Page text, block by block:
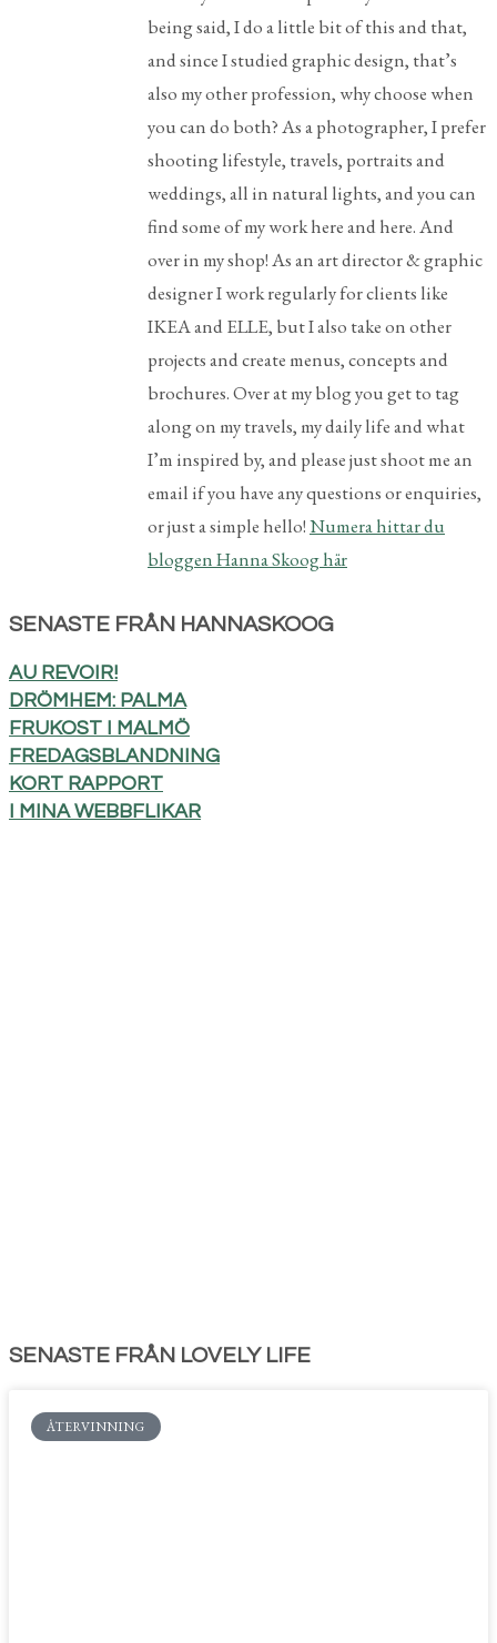
being said, I do a little bit of this and that,
and since I studied graphic design, that’s
also my other profession, why choose when
you can do both? As a photographer, I prefer
shooting lifestyle, travels, portraits and
weddings, all in natural lights, and you can
find some of my work here and here. And
over in my shop! As an art director & graphic
designer I work regularly for clients like
IKEA and ELLE, but I also take on other
projects and create menus, concepts and
brochures. Over at my blog you get to tag
along on my travels, my daily life and what
I’m inspired by, and please just shoot me an
email if you have any questions or enquiries,
or just a simple hello!Numera hittar du
bloggen Hanna Skoog här
SENASTE FRÅN HANNASKOOG
AU REVOIR!
DRÖMHEM: PALMA
FRUKOST I MALMÖ
FREDAGSBLANDNING
KORT RAPPORT
I MINA WEBBFLIKAR
SENASTE FRÅN LOVELY LIFE
ÅTERVINNING